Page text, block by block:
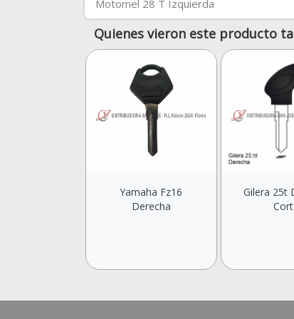
Motomel 28 T Izquierda
Quienes vieron este producto
Yamaha Fz16
Derecha
Gilera 25t